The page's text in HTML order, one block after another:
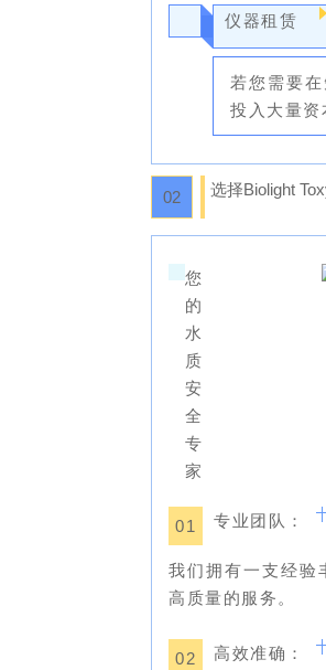
仪器租赁
若您需要
投入大量资
02 选择Biolight
您
的
水
质
安
全
专
家
01 专业团队：
我们拥有一支经验
高质量的服务。
02 高效准确：